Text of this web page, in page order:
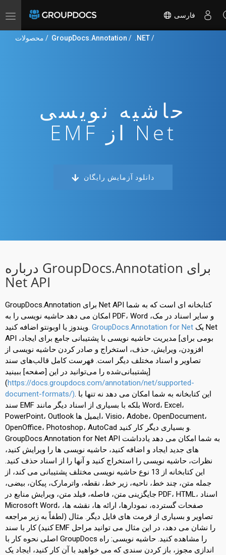
ناوبری
تغییر
فارسی
محصولات / GroupDocs.Annotation / .NET/
حاشیه نویسی
EMF از Net
دانلود آزمایش رایگان
درباره GroupDocs.Annotation برای
Net API
GroupDocs.Annotation برای Net API کتابخانه ای است که به شما
امکان می دهد حاشیه نویسی را به PDF، Word و سایر اسناد در مک،
ویندوز یا اوبونتو اضافه کنید. GroupDocs.Annotation for Net
API بومی برای] مدیریت حاشیه نویسی با پشتیبانی جامع برای ایجاد،
افزودن، ویرایش، حذف، استخراج و صادر کردن حاشیه نویسی از
تصاویر و اسناد مختلف دیگر است. فهرست کامل قالب‌های سند
پشتیبانی‌شده را می‌توانید در این [صفحه] ببینید]
(https://docs.groupdocs.com/annotation/net/supported-
document-formats/). این کتابخانه به شما امکان می دهد نه تنها با
سند EMF بلکه با بسیاری از اسناد دیگر مانند Word، Excel،
PowerPoint، Outlook ایمیل ها، Visio، Adobe، OpenDocument،
OpenOffice، Photoshop، AutoCad و بسیاری دیگر کار کنید.
GroupDocs.Annotation for Net API به شما امکان می دهد یادداشت
های جدید ایجاد و اضافه کنید، حاشیه نویسی ها را ویرایش کنید،
نظرات، حاشیه نویسی را استخراج کنید و آنها را از اسناد حذف کنید.
این کتابخانه از 13 نوع حاشیه نویسی مختلف پشتیبانی می کند، از
جمله متن، چند خط، ناحیه، زیر خط، نقطه، واترمارک، پیکان، بیضی،
جایگزینی متن، فاصله، فیلد متن، ویرایش منابع در PDF، HTML، اسناد
Microsoft Word، صفحات گسترده، نمودارها، ارائه ها، نقشه ها،
تصاویر و بسیاری از فرمت های فایل دیگر. مثال (لطفاً به زیر مراجعه
کنید) کار با سند EMF را نشان می دهد، در این مثال می توانید مراحل
اصلی نحوه کار با GroupDocs را مشاهده کنید. حاشیه نویسی: راه
اندازی مجوز، باز کردن سندی که می خواهید با آن کار کنید، ایجاد یک